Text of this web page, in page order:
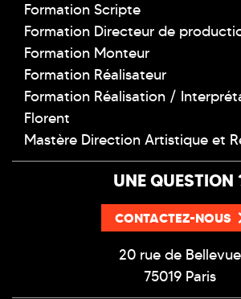
Formation Scripte
Formation Directeur de
Formation Monteur
Formation Réalisateur
Formation Réalisation /
Florent
Mastère Direction Artistique et
UNE QUESTION
CONTACTEZ-NOUS
20 rue de Bellevue
75019 Paris